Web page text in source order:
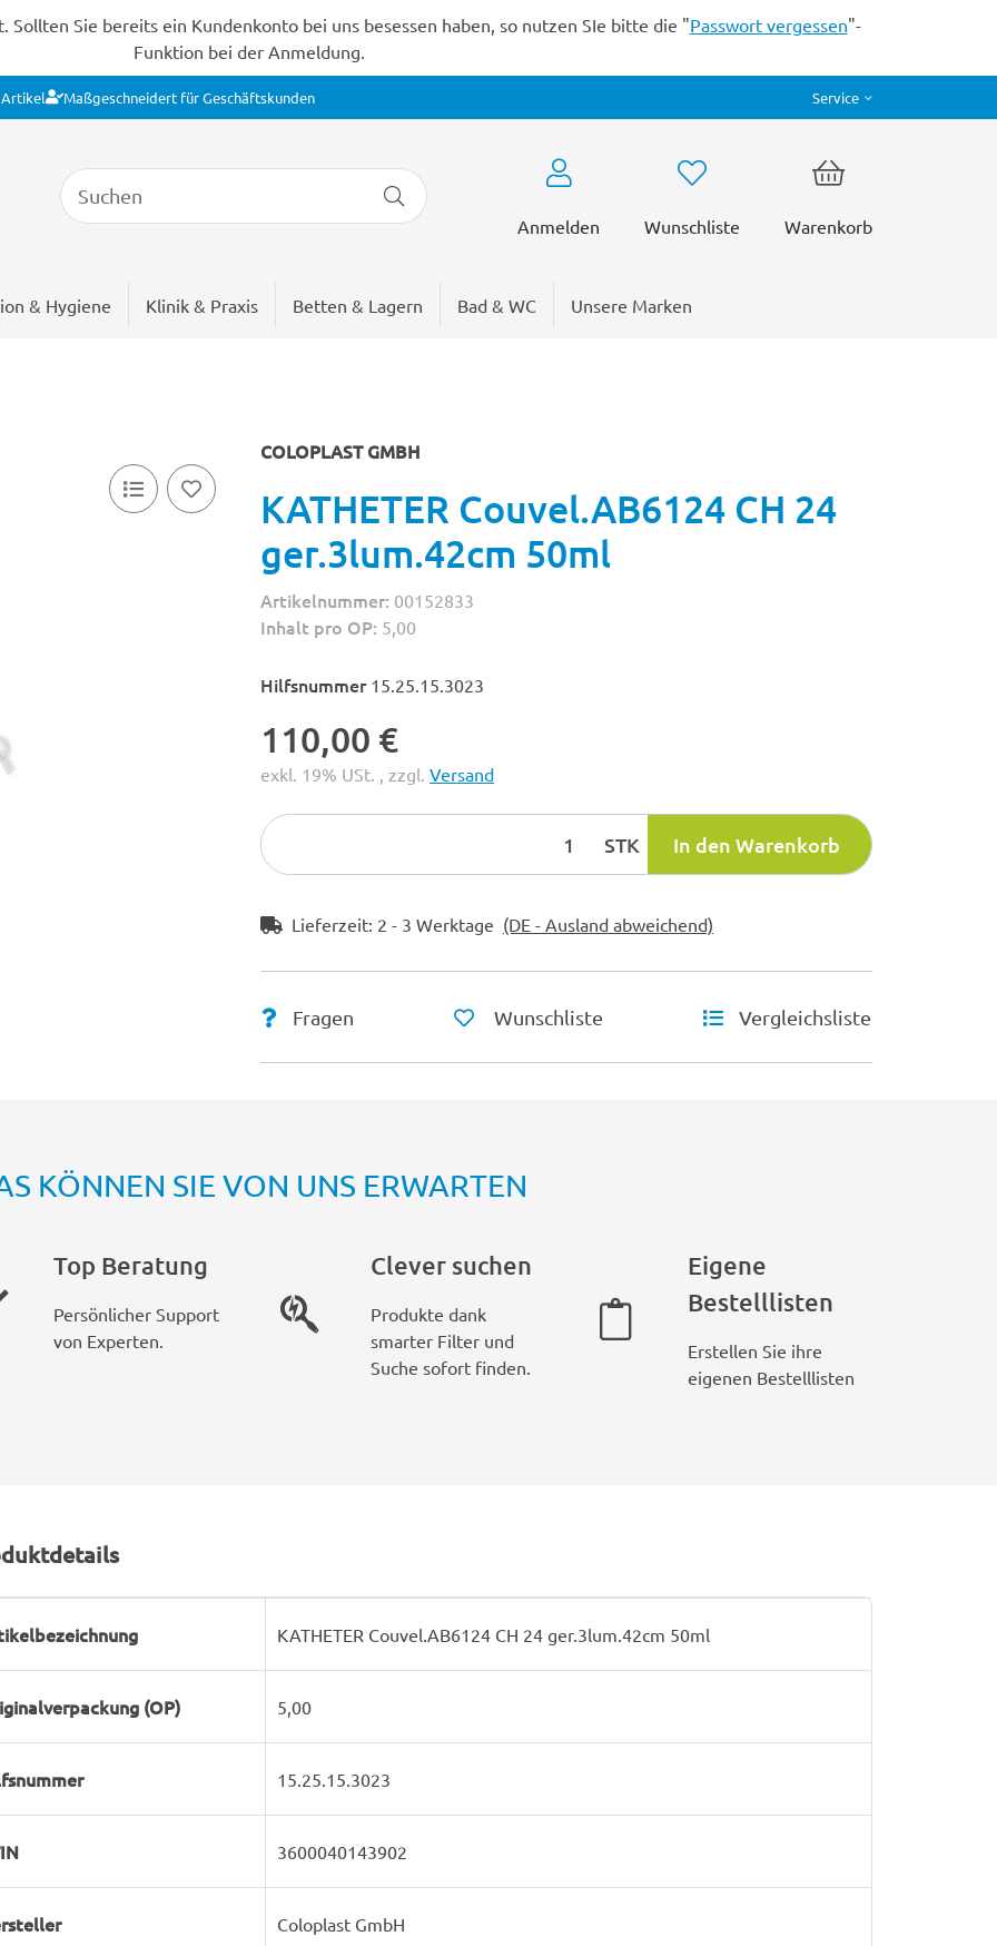
Sie bereits ein Kundenkonto bei uns besessen haben, so nutzen SIe bitte die "Passwort vergessen"-
Funktion bei der Anmeldung.
Artikel Maßgeschneidert für Geschäftskunden Service
Anmelden Wunschliste Warenkorb
& Hygiene Klinik & Praxis Betten & Lagern Bad & WC Unsere Marken
COLOPLAST GMBH
KATHETER Couvel.AB6124 CH 24
ger.3lum.42cm 50ml
Artikelnummer: 00152833
Inhalt pro OP: 5,00
Hilfsnummer 15.25.15.3023
110,00 €
exkl. 19% USt. , zzgl. Versand
STK In den Warenkorb
Lieferzeit: 2 - 3 Werktage (DE - Ausland abweichend)
Fragen Wunschliste Vergleichsliste
KÖNNEN SIE VON UNS ERWARTEN
Top Beratung
Persönlicher Support
von Experten.
Clever suchen
Produkte dank
smarter Filter und
Suche sofort finden.
Eigene
Bestelllisten
Erstellen Sie ihre
eigenen Bestelllisten
KATHETER Couvel.AB6124 CH 24 ger.3lum.42cm 50ml
(OP) 5,00
15.25.15.3023
3600040143902
Coloplast GmbH